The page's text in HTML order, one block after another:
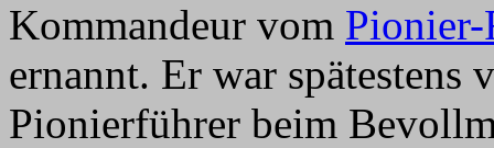
Kommandeur vom Pionier-
ernannt. Er war spätestens
Pionierführer beim